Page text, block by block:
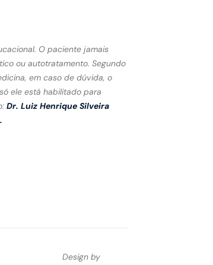
O paciente jamais
ou autotratamento. Segundo
em caso de dúvida, o
ele está habilitado para
Dr. Luiz Henrique Silveira
Design by